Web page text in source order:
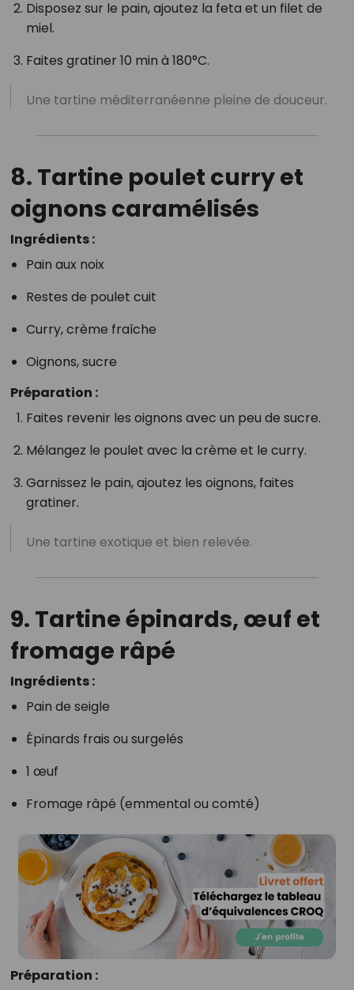
Disposez sur le pain, ajoutez la feta et un filet de
miel.
Faites gratiner 10 min à 180°C.
Une tartine méditerranéenne pleine de douceur.
8. Tartine poulet curry et
oignons caramélisés
Ingrédients :
Pain aux noix
Restes de poulet cuit
Curry, crème fraîche
Oignons, sucre
Préparation :
Faites revenir les oignons avec un peu de sucre.
Mélangez le poulet avec la crème et le curry.
Garnissez le pain, ajoutez les oignons, faites
gratiner.
Une tartine exotique et bien relevée.
9. Tartine épinards, œuf et
fromage râpé
Ingrédients :
Pain de seigle
Épinards frais ou surgelés
1 œuf
Fromage râpé (emmental ou comté)
Préparation :